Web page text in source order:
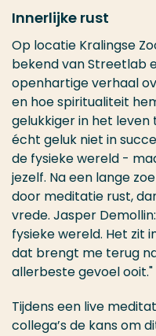
Innerlijke rust
Op locatie Kralingse
bekend van Streetlab
openhartige verhaal
en hoe spiritualiteit
gelukkiger in het leven
écht geluk niet in
de fysieke wereld -
jezelf. Na een lange
door meditatie rust,
vrede. Jasper
fysieke wereld. Het zit
dat brengt me terug
allerbeste gevoel ooit."
Tijdens een live
collega’s de kans om